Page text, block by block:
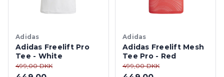
Adidas
Adidas Freelift Pro
Tee - White
499,00 DKK
Adidas
Adidas Freelift Mesh
Tee Pro - Red
499,00 DKK